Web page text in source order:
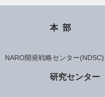
本部
NARO開発戦略センター(NDSC)
研究センター